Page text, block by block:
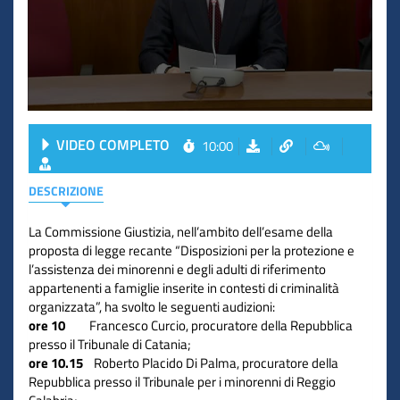
VIDEO COMPLETO 10:00
DESCRIZIONE
La Commissione Giustizia, nell’ambito dell’esame della
proposta di legge recante “Disposizioni per la protezione e
l’assistenza dei minorenni e degli adulti di riferimento
appartenenti a famiglie inserite in contesti di criminalità
organizzata”, ha svolto le seguenti audizioni:
ore 10
Francesco Curcio, procuratore della Repubblica
presso il Tribunale di Catania;
ore 10.15 Roberto Placido Di Palma, procuratore della
Repubblica presso il Tribunale per i minorenni di Reggio